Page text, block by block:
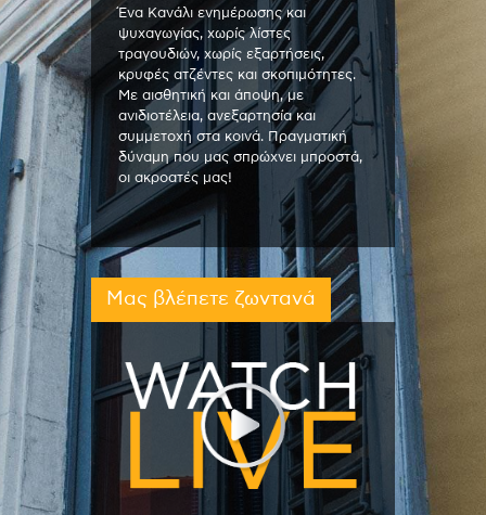
Ένα Κανάλι ενημέρωσης και
ψυχαγωγίας, χωρίς λίστες
τραγουδιών, χωρίς εξαρτήσεις,
κρυφές ατζέντες και σκοπιμότητες.
Με αισθητική και άποψη, με
ανιδιοτέλεια, ανεξαρτησία και
συμμετοχή στα κοινά. Πραγματική
δύναμη που μας σπρώχνει μπροστά,
οι ακροατές μας!
Μας βλέπετε ζωντανά